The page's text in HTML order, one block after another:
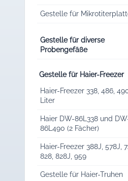
Gestelle für
Gestelle für diverse
Probengefäße
Gestelle für Haier-Freezer
Haier-Freezer 338, 486,
Liter
Haier DW-86L338 und
86L490 (2 Fächer)
Haier-Freezer 388J, 578J,
828, 828J, 959
Gestelle für Haier-Truhen